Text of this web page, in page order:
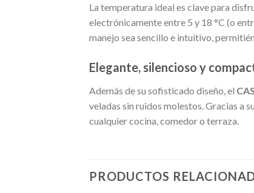
La temperatura ideal es clave para
electrónicamente entre 5 y 18 °C (o
manejo sea sencillo e intuitivo,
Elegante, silencioso y
Además de su sofisticado diseño, el
veladas sin ruidos molestos. Gracias a
cualquier cocina, comedor o terraza.
PRODUCTOS